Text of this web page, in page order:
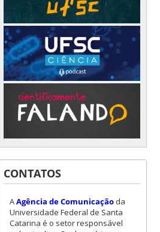
CONTATOS
AAgência de Comunicaçãoda
Universidade Federal de Santa
Catarina é o setor responsável